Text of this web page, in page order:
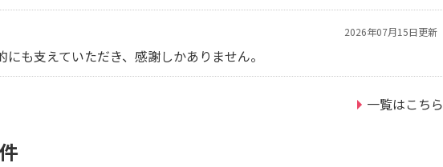
2026年07月15日更新
も支えていただき、感謝しかありません。
一覧はこちら